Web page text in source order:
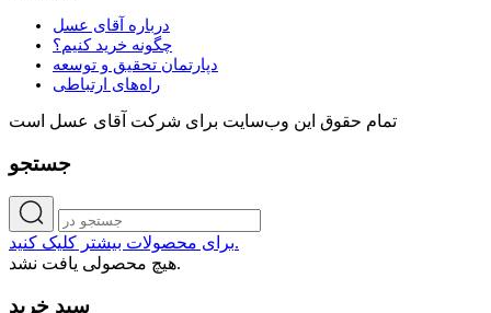
درباره آقای عسل
چگونه خرید کنیم؟
دپارتمان تحقیق و توسعه
راه‌های ارتباطی
تمام حقوق اين وب‌سايت برای شرکت آقای عسل است
جستجو
برای محصولات بیشتر کلیک کنید.
هیچ محصولی یافت نشد.
سبد خرید